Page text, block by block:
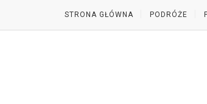
STRONA GŁÓWNA PODRÓŻE